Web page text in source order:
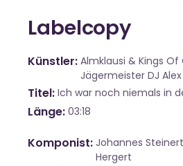
Labelcopy
Künstler Almklausi & Kings
Jägermeister DJ Alex
Titel Ich war noch niemals in
Länge 03:18
Komponist Johannes
Hergert